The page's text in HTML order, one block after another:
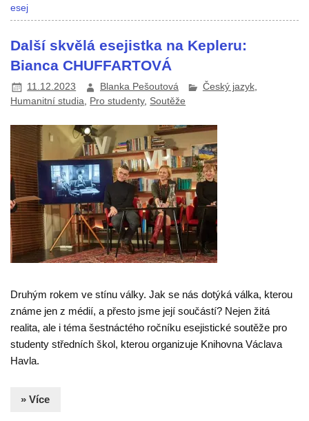
esej
Další skvělá esejistka na Kepleru:
Bianca CHUFFARTOVÁ
11.12.2023 Blanka Pešoutová Český jazyk,
Humanitní studia
Pro studenty, Soutěže
Druhým rokem ve stínu války. Jak se nás dotýká válka, kterou
známe jen z médií, a přesto jsme její součástí? Nejen žitá
realita, ale i téma šestnáctého ročníku esejistické soutěže pro
studenty středních škol, kterou organizuje Knihovna Václava
Havla.
» Více